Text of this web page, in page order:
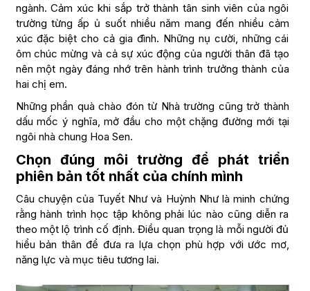
ngành. Cảm xúc khi sắp trở thành tân sinh viên của ngôi
trường từng ấp ủ suốt nhiều năm mang đến nhiều cảm
xúc đặc biệt cho cả gia đình. Những nụ cười, những cái
ôm chúc mừng và cả sự xúc động của người thân đã tạo
nên một ngày đáng nhớ trên hành trình trưởng thành của
hai chị em.
Những phần quà chào đón từ Nhà trường cũng trở thành
dấu mốc ý nghĩa, mở đầu cho một chặng đường mới tại
ngôi nhà chung Hoa Sen.
Chọn đúng môi trường để phát triển
phiên bản tốt nhất của chính mình
Câu chuyện của Tuyết Như và Huỳnh Như là minh chứng
rằng hành trình học tập không phải lúc nào cũng diễn ra
theo một lộ trình cố định. Điều quan trọng là mỗi người đủ
hiểu bản thân để đưa ra lựa chọn phù hợp với ước mơ,
năng lực và mục tiêu tương lai.